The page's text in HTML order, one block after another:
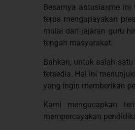
Besarnya antusiasme
terus mengupayakan
mulai dari jajaran guru
tengah masyarakat.
Bahkan, untuk salah
tersedia. Hal ini
yang ingin memberikan
Kami mengucapkan
mempercayakan